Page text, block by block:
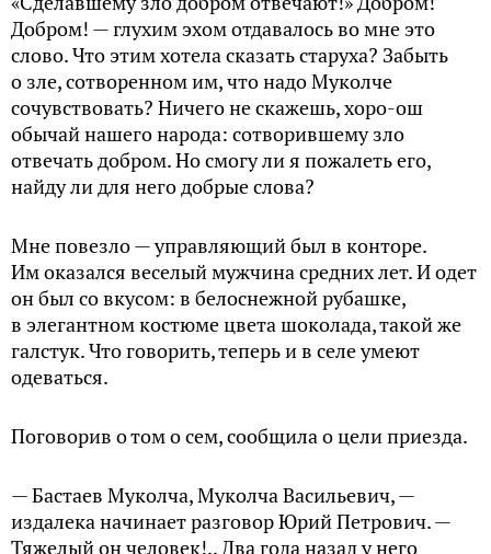
Добром! — глухим эхом отдавалось во мне этo
слово. Что этим хотела сказать старуха? Забыть
о зле, сотворенном им, что надо Муколче
сочувствовать? Ничего не скажешь, хоро-ош
обычай нашего народа: сотворившему зло
отвечать добром. Но смогу ли я пожалеть его,
найду ли для него добрые ­слова?
Мне повезло — управляющий был в конторе.
Им оказался веселый мужчина средних лет. И одет
он был со вкусом: в белоснежной рубашке,
в элегантном костюме цвета шоколада, такой же
галстук. Что говорить, теперь и в селе умеют
одеваться.
Поговорив о том о сем, сообщила о цели приезда.
— Бастаев Муколча, Муколча Васильевич, —
издалека начинает разговор Юрий Петрович. —
Тяжелый он человек!.. Два года назад у него